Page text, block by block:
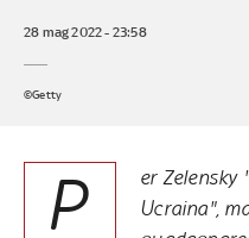
28 mag 2022 - 23:58
©Getty
P
er Zelensky
Ucraina",